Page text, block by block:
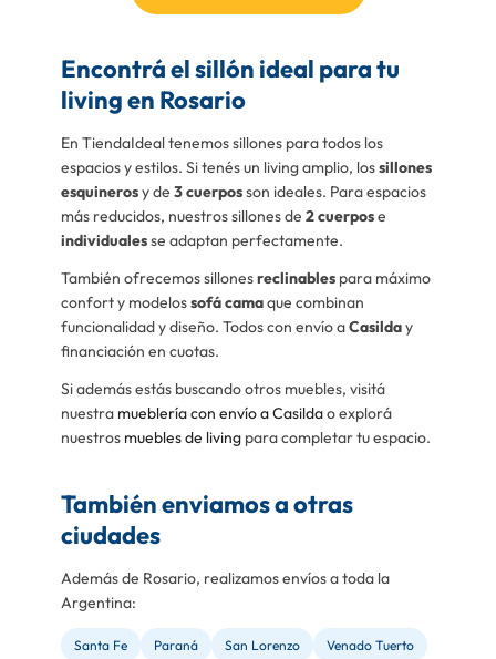
Encontrá el sillón ideal para tu
living en Rosario
En TiendaIdeal tenemos sillones para todos los
espacios y estilos. Si tenés un living amplio, lossillones
esquinerosy de 3 cuerposson ideales. Para espacios
más reducidos, nuestros sillones de 2 cuerpose
individualesse adaptan perfectamente.
También ofrecemos sillonesreclinables para máximo
confort y modelossofá camaque combinan
funcionalidad y diseño. Todos con envío aCasilday
financiación en cuotas.
Si además estás buscando otros muebles, visitá
nuestra mueblería con envío a Casildao explorá
nuestros muebles de living para completar tu espacio.
También enviamos a otras
ciudades
Además de Rosario, realizamos envíos a toda la
Argentina:
Santa Fe Paraná San Lorenzo Venado Tuerto